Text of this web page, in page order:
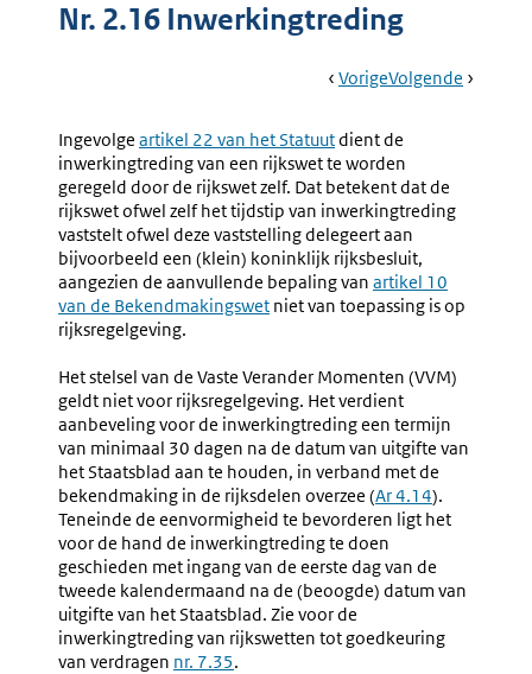
Nr. 2.16 Inwerkingtreding
Book
Ga
VorigePagina:
Publicatie
Van
Rijkswetten
Ga
Volgende Pagina:
Ingevolge Externe
link:
artikel 22 van het Statuutdient de
inwerkingtreding van een rijkswet te worden
geregeld door de rijkswet zelf. Dat betekent dat de
rijkswet ofwel zelf het tijdstip van inwerkingtreding
vaststelt ofwel deze vaststelling delegeert aan
bijvoorbeeld een (klein) koninklijk rijksbesluit,
aangezien de aanvullende bepaling van Externe
link:
artikel 10
van de Bekendmakingswet niet van toepassing is op
rijksregelgeving.
Het stelsel van de Vaste Verander Momenten (VVM)
geldt niet voor rijksregelgeving. Het verdient
aanbeveling voor de inwerkingtreding een termijn
van minimaal 30 dagen na de datum van uitgifte van
het Staatsblad aan te houden, in verband met de
bekendmaking in de rijksdelen overzee (Ar 4.14).
Teneinde de eenvormigheid te bevorderen ligt het
voor de hand de inwerkingtreding te doen
geschieden met ingang van de eerste dag van de
tweede kalendermaand na de (beoogde) datum van
uitgifte van het Staatsblad. Zie voor de
inwerkingtreding van rijkswetten tot goedkeuring
van verdragen nr. 7.35.